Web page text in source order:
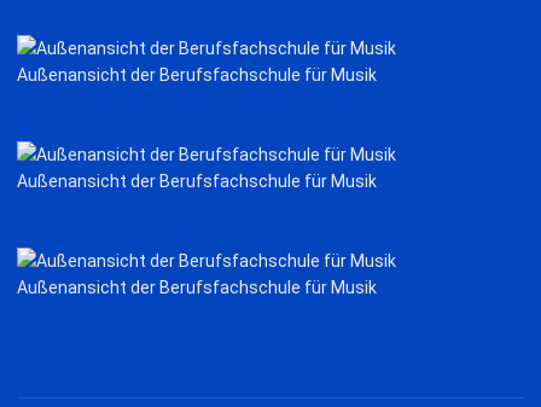
Außenansicht der Berufsfachschule für Musik
Außenansicht der Berufsfachschule für Musik
Außenansicht der Berufsfachschule für Musik